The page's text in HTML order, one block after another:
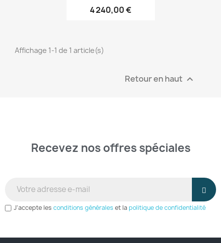
4 240,00 €
Affichage 1-1 de 1 article(s)
Retour en haut 
Recevez nos offres spéciales
J'accepte les conditions générales et lapolitique de confidentialité